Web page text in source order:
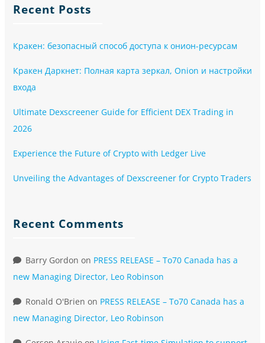
Recent Posts
Кракен: безопасный способ доступа к онион-ресурсам
Кракен Даркнет: Полная карта зеркал, Onion и настройки
входа
Ultimate Dexscreener Guide for Efficient DEX Trading in
2026
Experience the Future of Crypto with Ledger Live
Unveiling the Advantages of Dexscreener for Crypto Traders
Recent Comments
Barry Gordon on PRESS RELEASE – To70 Canada has a
new Managing Director, Leo Robinson
Ronald O'Brien on PRESS RELEASE – To70 Canada has a
new Managing Director, Leo Robinson